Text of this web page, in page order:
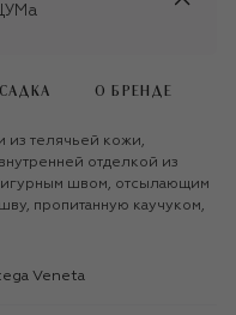
О БРЕНДЕ
из телячьей кожи,
отделкой из
швом, отсылающим
пропитанную каучуком,
Veneta